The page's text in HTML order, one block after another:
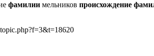
фамилии мельников происхождение